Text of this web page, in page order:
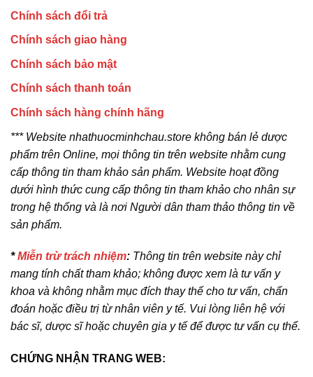
Chính sách đổi trả
Chính sách giao hàng
Chính sách bảo mật
Chính sách thanh toán
Chính sách hàng chính hãng
*** Website nhathuocminhchau.store không bán lẻ dược
phẩm trên Online, mọi thông tin trên website nhằm cung
cấp thông tin tham khảo sản phẩm. Website hoạt đồng
dưới hình thức cung cấp thông tin tham khảo cho nhân sự
trong hệ thống và là nơi Người dân tham thảo thông tin về
sản phẩm.
*Miễn trừ trách nhiệm: Thông tin trên website này chỉ
mang tính chất tham khảo; không được xem là tư vấn y
khoa và không nhằm mục đích thay thế cho tư vấn, chẩn
đoán hoặc điều trị từ nhân viên y tế. Vui lòng liên hệ với
bác sĩ, dược sĩ hoặc chuyên gia y tế để được tư vấn cụ thể.
CHỨNG NHẬN TRANG WEB: